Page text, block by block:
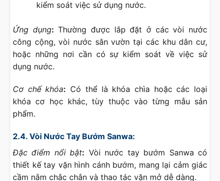
kiểm soát việc sử dụng nước.
Ứng dụng: Thường được lắp đặt ở các vòi nước
công cộng, vòi nước sân vườn tại các khu dân cư,
hoặc những nơi cần có sự kiểm soát về việc sử
dụng nước.
Cơ chế khóa: Có thể là khóa chìa hoặc các loại
khóa cơ học khác, tùy thuộc vào từng mẫu sản
phẩm.
2.4. Vòi Nước Tay Bướm Sanwa:
Đặc điểm nổi bật: Vòi nước tay bướm Sanwa có
thiết kế tay vặn hình cánh bướm, mang lại cảm giác
cầm nắm chắc chắn và thao tác vặn mở dễ dàng.